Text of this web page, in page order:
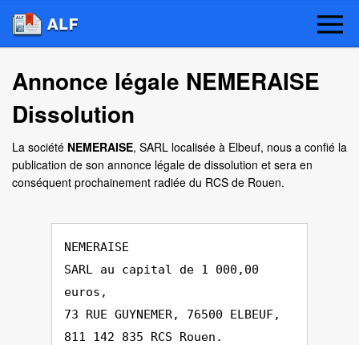
Annonce légale NEMERAISE
Dissolution
La société NEMERAISE, SARL localisée à Elbeuf, nous a confié la
publication de son annonce légale de dissolution et sera en
conséquent prochainement radiée du RCS de Rouen.
NEMERAISE
SARL au capital de 1 000,00
euros,
73 RUE GUYNEMER, 76500 ELBEUF,
811 142 835 RCS Rouen.